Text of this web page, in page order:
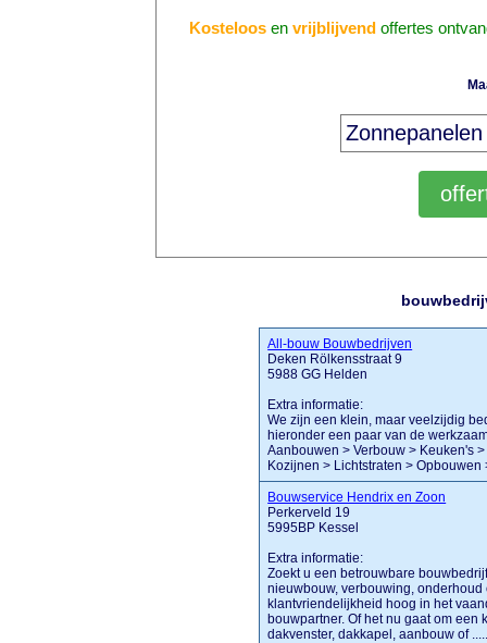
Kosteloos envrijblijvend offertes
All-bouw Bouwbedrijven
Deken Rölkensstraat 9
5988 GG Helden
Extra informatie:
We zijn een klein, maar veelzijdig
hieronder een paar van de
Aanbouwen > Verbouw > Keuken's
Kozijnen > Lichtstraten > Opbouwen
Bouwservice Hendrix en Zoon
Perkerveld 19
5995BP Kessel
Extra informatie:
Zoekt u een betrouwbare
nieuwbouw, verbouwing,
klantvriendelijkheid hoog in het
bouwpartner. Of het nu gaat om
dakvenster, dakkapel, aanbouw of